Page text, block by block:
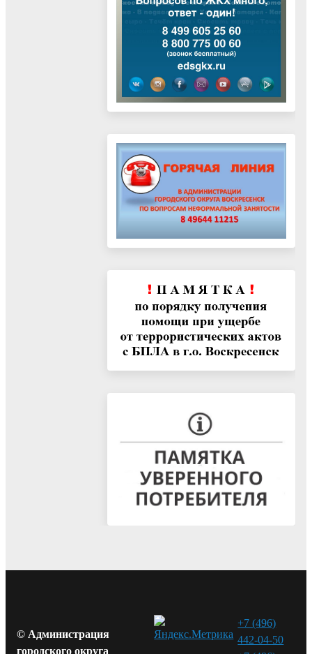
© Администрация
городского округа
+7 (496)
442-04-50